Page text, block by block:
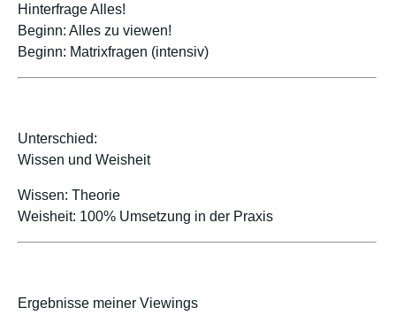
Hinterfrage Alles!
Beginn: Alles zu viewen!
Beginn: Matrixfragen (intensiv)
Unterschied:
Wissen und Weisheit
Wissen: Theorie
Weisheit: 100% Umsetzung in der Praxis
Ergebnisse meiner Viewings